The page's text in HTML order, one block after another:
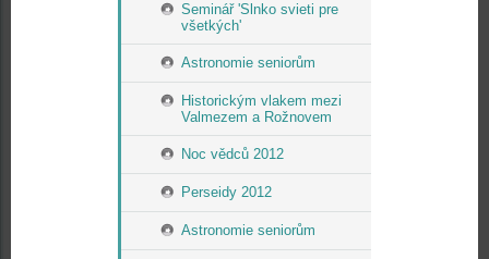
Seminář 'Slnko svieti pre
všetkých'
Astronomie seniorům
Historickým vlakem mezi
Valmezem a Rožnovem
Noc vědců 2012
Perseidy 2012
Astronomie seniorům